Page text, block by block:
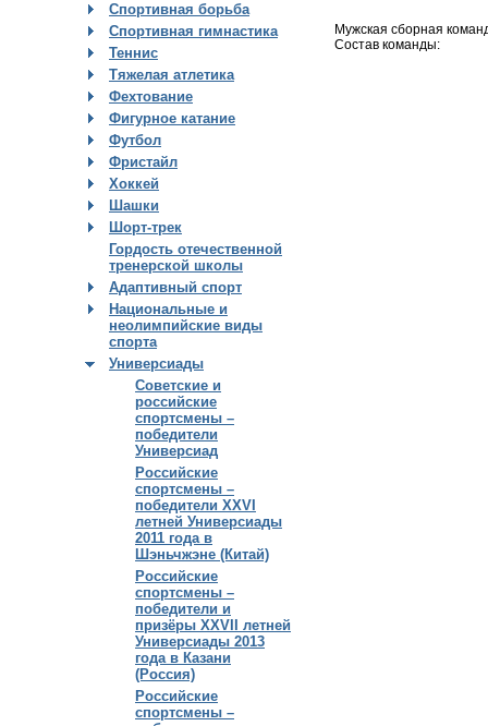
Спортивная борьба
Спортивная гимнастика
Теннис
Тяжелая атлетика
Фехтование
Фигурное катание
Футбол
Фристайл
Хоккей
Шашки
Шорт-трек
Гордость отечественной
тренерской школы
Адаптивный спорт
Национальные и
неолимпийские виды
спорта
Универсиады
Советские и
российские
спортсмены –
победители
Универсиад
Российские
спортсмены –
победители XXVI
летней Универсиады
2011 года в
Шэньчжэне (Китай)
Российские
спортсмены –
победители и
призёры XXVII летней
Универсиады 2013
года в Казани
(Россия)
Российские
спортсмены –
Мужская сборная
Состав команды: